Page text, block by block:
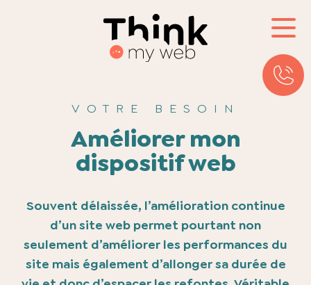
VOTRE BESOIN
Améliorer mon
dispositif web
Souvent délaissée, l’amélioration continue
d’un site web permet pourtant non
seulement d’améliorer les performances du
site mais également d’allonger sa durée de